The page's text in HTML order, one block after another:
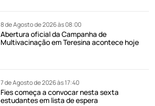
8 de Agosto de 2026 às 08:00
Abertura oficial da Campanha de
Multivacinação em Teresina acontece hoje
7 de Agosto de 2026 às 17:40
Fies começa a convocar nesta sexta
estudantes em lista de espera